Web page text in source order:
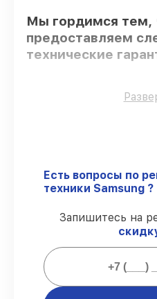
Мы гордимся тем,
предоставляем
технические
Оригинальные
обучение и
подтверждает их
Выполнение
телефона Galaxy
в оговоренные
Гарантийное
предоставляем
гарантийное
Есть вопросы по
техники Samsung ?
Запишитесь на